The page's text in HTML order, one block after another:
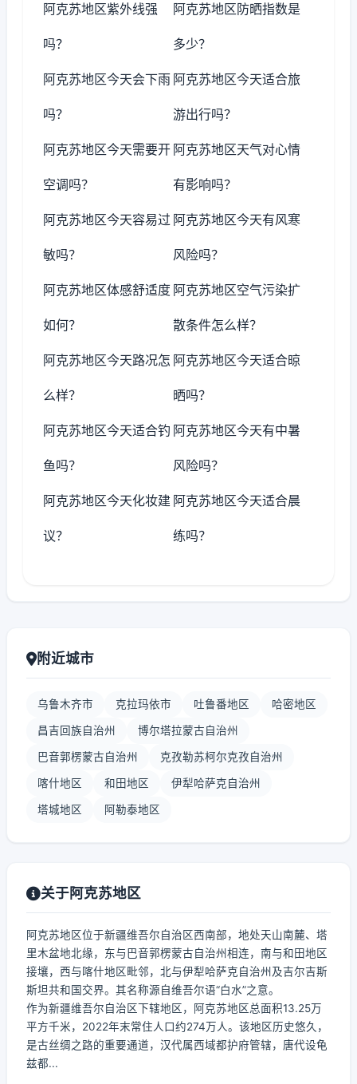
阿克苏地区紫外线强
吗？
阿克苏地区防晒指数是
多少？
阿克苏地区今天会下雨
吗？
阿克苏地区今天适合旅
游出行吗？
阿克苏地区今天需要开
空调吗？
阿克苏地区天气对心情
有影响吗？
阿克苏地区今天容易过
敏吗？
阿克苏地区今天有风寒
风险吗？
阿克苏地区体感舒适度
如何？
阿克苏地区空气污染扩
散条件怎么样？
阿克苏地区今天路况怎
么样？
阿克苏地区今天适合晾
晒吗？
阿克苏地区今天适合钓
鱼吗？
阿克苏地区今天有中暑
风险吗？
阿克苏地区今天化妆建
议？
阿克苏地区今天适合晨
练吗？
附近城市
乌鲁木齐市 克拉玛依市 吐鲁番地区 哈密地区
昌吉回族自治州 博尔塔拉蒙古自治州
巴音郭楞蒙古自治州 克孜勒苏柯尔克孜自治州
喀什地区 和田地区 伊犁哈萨克自治州
塔城地区 阿勒泰地区
关于阿克苏地区
阿克苏地区位于新疆维吾尔自治区西南部，地处天山南麓、塔
里木盆地北缘，东与巴音郭楞蒙古自治州相连，南与和田地区
接壤，西与喀什地区毗邻，北与伊犁哈萨克自治州及吉尔吉斯
斯坦共和国交界。其名称源自维吾尔语“白水”之意。
作为新疆维吾尔自治区下辖地区，阿克苏地区总面积13.25万
平方千米，2022年末常住人口约274万人。该地区历史悠久，
是古丝绸之路的重要通道，汉代属西域都护府管辖，唐代设龟
兹都...